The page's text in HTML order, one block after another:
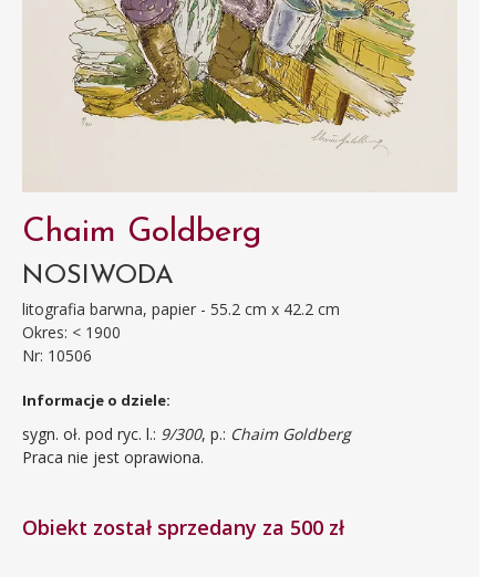
Chaim Goldberg
NOSIWODA
litografia barwna, papier - 55.2 cm x 42.2 cm
Okres: < 1900
Nr: 10506
Informacje o dziele:
sygn. oł. pod ryc. l.: 9/300, p.: Chaim Goldberg
Praca nie jest oprawiona.
Obiekt został sprzedany za 500 zł